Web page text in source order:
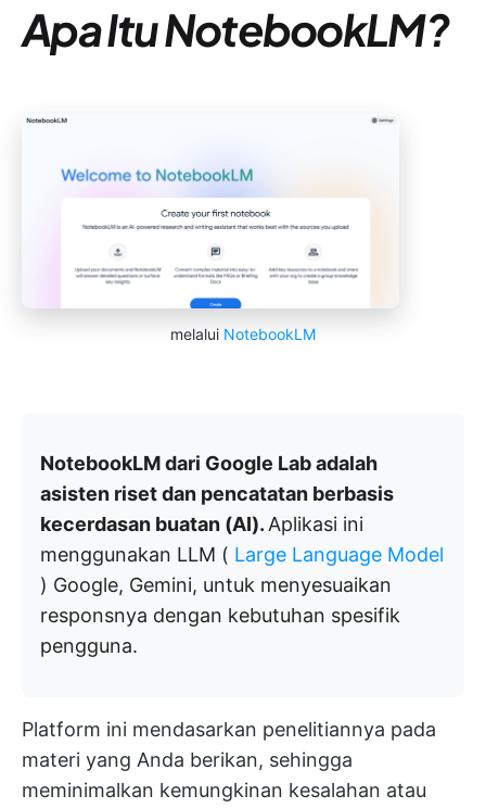
Apa Itu NotebookLM?
melalui NotebookLM
NotebookLM dari Google Lab adalah
asisten riset dan pencatatan berbasis
kecerdasan buatan (AI).Aplikasi ini
menggunakan LLM ( Large Language Model
) Google, Gemini, untuk menyesuaikan
responsnya dengan kebutuhan spesifik
pengguna.
Platform ini mendasarkan penelitiannya pada
materi yang Anda berikan, sehingga
meminimalkan kemungkinan kesalahan atau